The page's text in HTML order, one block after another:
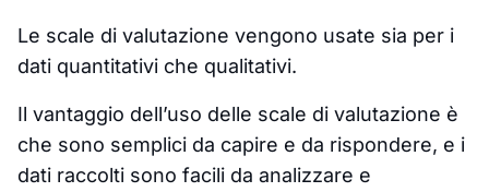
Le scale di valutazione vengono usate sia per i
dati quantitativi che qualitativi.
Il vantaggio dell’uso delle scale di valutazione è
che sono semplici da capire e da rispondere, e i
dati raccolti sono facili da analizzare e